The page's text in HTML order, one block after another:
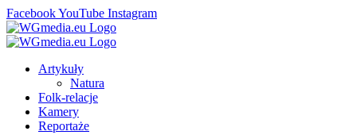
FacebookYouTube Instagram
Artykuły
Natura
Folk-relacje
Kamery
Reportaże